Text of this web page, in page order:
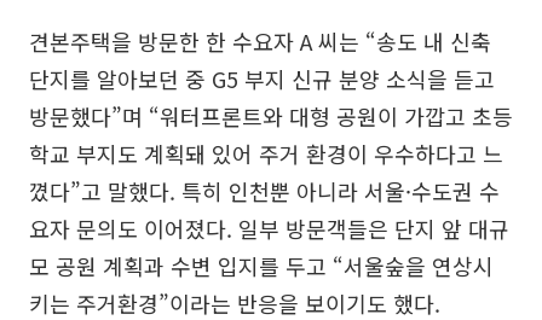
견본주택을 방문한 한 수요자 A 씨는 “송도 내 신축
단지를 알아보던 중 G5 부지 신규 분양 소식을 듣고
방문했다”며 “워터프론트와 대형 공원이 가깝고 초등
학교 부지도 계획돼 있어 주거 환경이 우수하다고 느
꼈다”고 말했다. 특히 인천뿐 아니라 서울·수도권 수
요자 문의도 이어졌다. 일부 방문객들은 단지 앞 대규
모 공원 계획과 수변 입지를 두고 “서울숲을 연상시
키는 주거환경”이라는 반응을 보이기도 했다.